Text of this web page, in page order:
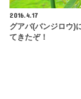
2016.4.17
グアバ(バンジロウ)
てきたぞ！